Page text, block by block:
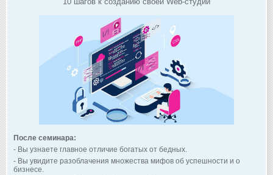
После семинара:
- Вы узнаете главное отличие богатых от бедных.
- Вы увидите разоблачения множества мифов об успешности и о
бизнесе.